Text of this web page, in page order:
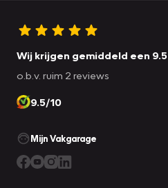
Wij krijgen gemiddeld een 9.5
o.b.v. ruim 2 reviews
9.5/10
Mijn Vakgarage